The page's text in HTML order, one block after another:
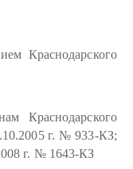
Краснодарского
Краснодарского
г. № 933-КЗ;
г. № 1643-КЗ